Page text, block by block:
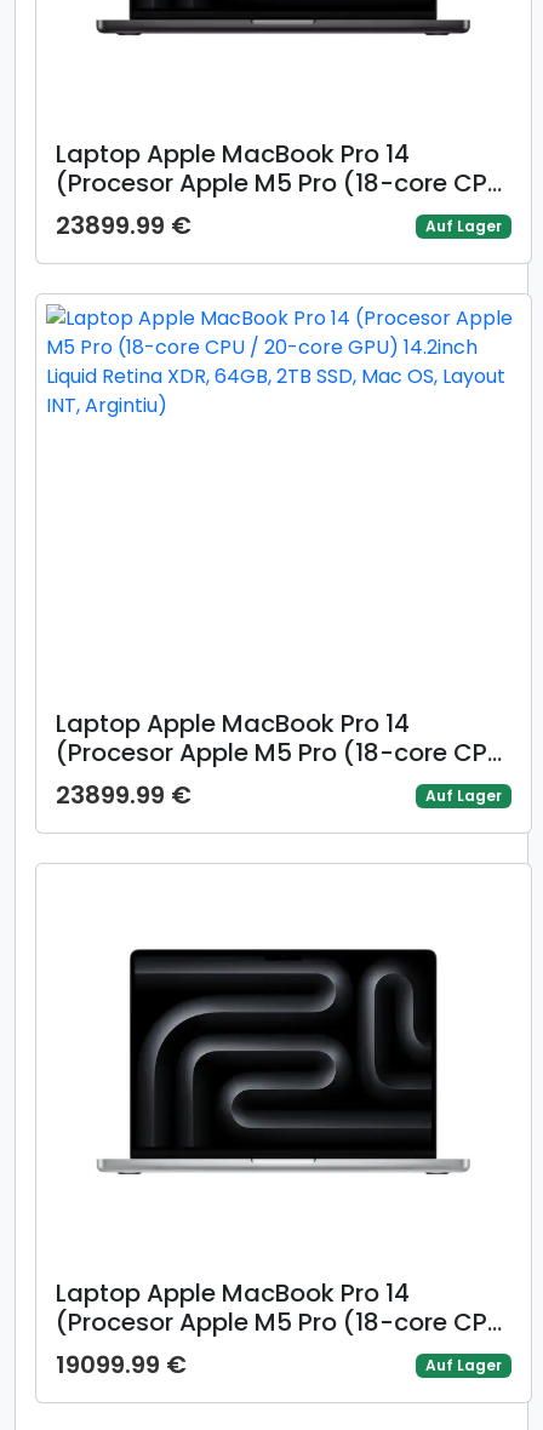
Laptop Apple MacBook Pro 14
(Procesor Apple M5 Pro (18-core CPU
/ 20-core GPU) 14.2inch Liquid Retina
XDR, 64GB, 2TB SSD, Mac OS, Layout
INT, Negru)
23899.99 € Auf Lager
Laptop Apple MacBook Pro 14
(Procesor Apple M5 Pro (18-core CPU
/ 20-core GPU) 14.2inch Liquid Retina
XDR, 64GB, 2TB SSD, Mac OS, Layout
INT, Argintiu)
23899.99 € Auf Lager
Laptop Apple MacBook Pro 14
(Procesor Apple M5 Pro (18-core CPU
/ 20-core GPU) 14.2inch Liquid Retina
XDR, 48GB, 1TB SSD, Mac OS, Layout
US, Argintiu)
19099.99 € Auf Lager